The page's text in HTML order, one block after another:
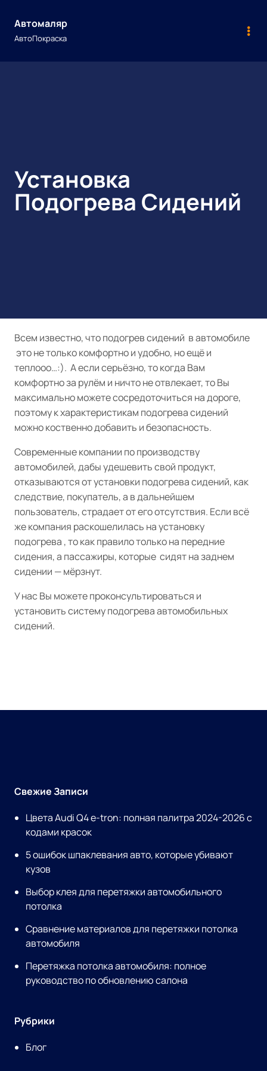
content
Автомаляр
АвтоПокраска
Установка
Подогрева Сидений
Всем известно, что подогрев сидений в автомобиле
это не только комфортно и удобно, но ещё и
теплооо…:). А если серьёзно, то когда Вам
комфортно за рулём и ничто не отвлекает, то Вы
максимально можете сосредоточиться на дороге,
поэтому к характеристикам подогрева сидений
можно коственно добавить и безопасность.
Современные компании по производству
автомобилей, дабы удешевить свой продукт,
отказываются от установки подогрева сидений, как
следствие, покупатель, а в дальнейшем
пользователь, страдает от его отсутствия. Если всё
же компания раскошелилась на установку
подогрева , то как правило только на передние
сидения, а пассажиры, которые сидят на заднем
сидении — мёрзнут.
У нас Вы можете проконсультироваться и
установить систему подогрева автомобильных
сидений.
Свежие Записи
Цвета Audi Q4 e-tron: полная палитра 2024-2026 с
кодами красок
5 ошибок шпаклевания авто, которые убивают
кузов
Выбор клея для перетяжки автомобильного
потолка
Сравнение материалов для перетяжки потолка
автомобиля
Перетяжка потолка автомобиля: полное
руководство по обновлению салона
Рубрики
Блог